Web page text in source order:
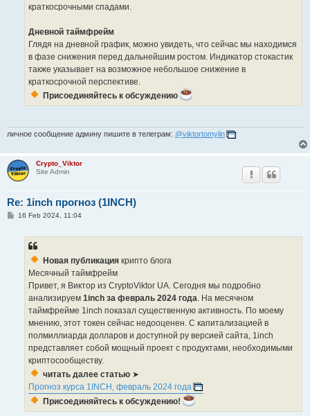
краткосрочными спадами.
Дневной таймфрейм
Глядя на дневной график, можно увидеть, что сейчас мы находимся
в фазе снижения перед дальнейшим ростом. Индикатор стокастик
также указывает на возможное небольшое снижение в
краткосрочной перспективе.
Присоединяйтесь к обсуждению
личное сообщение админу пишите в телеграм: @viktortomylin
Crypto_Viktor
Site Admin
Re: 1inch прогноз (1INCH)
P16 Feb 2024, 11:04
Новая публикация крипто блога
Месячный таймфрейм
Привет, я Виктор из CryptoViktor UA. Сегодня мы подробно
анализируем 1inch за февраль 2024 года . На месячном
таймфрейме 1inch показал существенную активность. По моему
мнению, этот токен сейчас недооценен. С капитализацией в
полмиллиарда долларов и доступной ру версией сайта, 1inch
представляет собой мощный проект с продуктами, необходимыми
криптосообществу.
читать далее статью ➤
Прогноз курса 1INCH, февраль 2024 года
Присоединяйтесь к обсуждению!